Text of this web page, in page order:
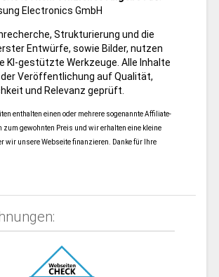
Electronics GmbH
Strukturierung und die
Entwürfe, sowie Bilder, nutzen
KI-gestützte Werkzeuge. Alle Inhalte
Veröffentlichung auf Qualität,
und Relevanz geprüft.
enthalten einen oder mehrere sogenannte Affiliate-
zum gewohnten Preis und wir erhalten eine kleine
wir unsere Webseite finanzieren. Danke für Ihre